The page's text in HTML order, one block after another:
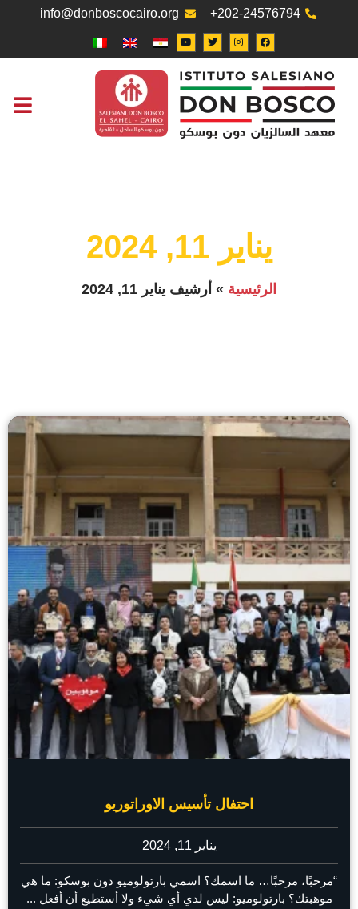
+202-24576794
info@donboscocairo.org
يناير 11, 2024
الرئيسية» أرشيف يناير 11, 2024
احتفال تأسيس الاوراتوريو
يناير 11, 2024
“مرحبًا، مرحبًا… ما اسمك؟ اسمي بارتولوميو دون بوسكو: ما هي
موهبتك؟ بارتولوميو: ليس لدي أي شيء ولا أستطيع أن أفعل ...